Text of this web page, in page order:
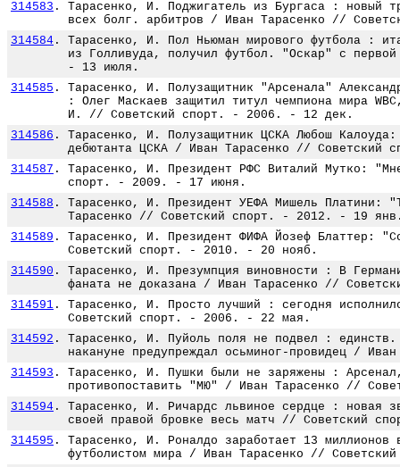
314583 .
Тарасенко, И. Поджигатель из Бургаса : новый
всех болг. арбитров / Иван Тарасенко //
314584 .
Тарасенко, И. Пол Ньюман мирового футбола :
из Голливуда, получил футбол. "Оскар" с
- 13 июля.
314585 .
Тарасенко, И. Полузащитник "Арсенала"
: Олег Маскаев защитил титул чемпиона мира
И. // Советский спорт. - 2006. - 12 дек.
314586 .
Тарасенко, И. Полузащитник ЦСКА Любош
дебютанта ЦСКА / Иван Тарасенко //
314587 .
Тарасенко, И. Президент РФС Виталий Мутко:
спорт. - 2009. - 17 июня.
314588 .
Тарасенко, И. Президент УЕФА Мишель Платини:
Тарасенко // Советский спорт. - 2012. - 19
314589 .
Тарасенко, И. Президент ФИФА Йозеф Блаттер:
Советский спорт. - 2010. - 20 нояб.
314590 .
Тарасенко, И. Презумпция виновности : В
фаната не доказана / Иван Тарасенко //
314591 .
Тарасенко, И. Просто лучший : сегодня
Советский спорт. - 2006. - 22 мая.
314592 .
Тарасенко, И. Пуйоль поля не подвел :
накануне предупреждал осьминог-провидец /
314593 .
Тарасенко, И. Пушки были не заряжены :
противопоставить "МЮ" / Иван Тарасенко //
314594 .
Тарасенко, И. Ричардс львиное сердце : новая
своей правой бровке весь матч // Советский
314595 .
Тарасенко, И. Роналдо заработает 13
футболистом мира / Иван Тарасенко //